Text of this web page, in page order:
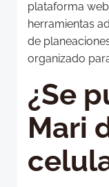
plataforma
herramientas
de
organizado
¿Se
Mari